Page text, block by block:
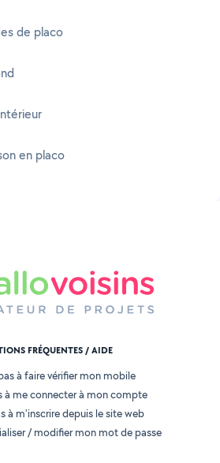
de placo
en placo
FRÉQUENTES / AIDE
à faire vérifier mon mobile
à me connecter à mon compte
à m'inscrire depuis le site web
/ modifier mon mot de passe